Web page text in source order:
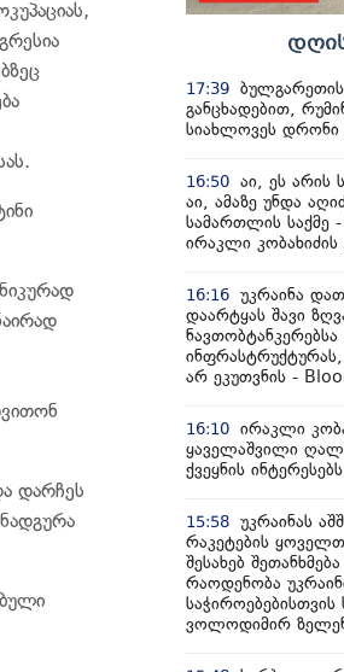
დარჩეს
17:39
განცხადებით,
სიახლოვეს დრონი
16:50 აი, ეს
აი, ამაზე უნდა
სამართლის საქმე -
ირაკლი კობახიძის
16:16 უკრაინა
დაარტყას შავი
ნავთობტანკერებსა
არ ეკუთვნის -
16:10 ირაკლი
ყაველაშვილი
ქვეყნის
15:58 უკრაინას
რაკეტების
შესახებ
რაოდენობა
ვოლოდიმირ